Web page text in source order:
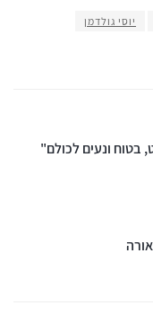
יוסי גולדמן
בטוח ונעים לכולם"